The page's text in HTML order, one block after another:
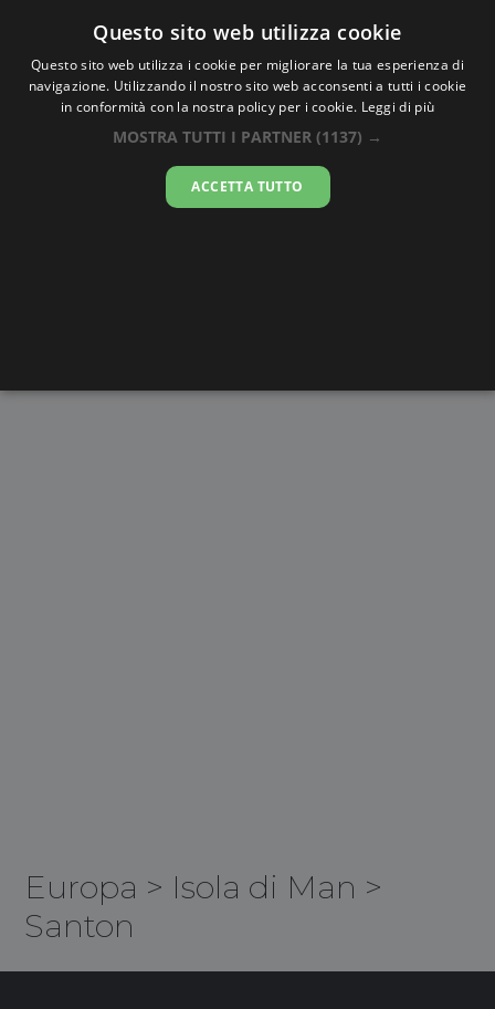
Oraesatta.co
Ora EsattaSanton
21:57:51
Europa > Isola di Man >
Santon
Questo sito web utilizza cookie
Questo sito web utilizza i cookie per migliorare la tua esperienza di
navigazione. Utilizzando il nostro sito web acconsenti a tutti i cookie
in conformità con la nostra policy per i cookie. Leggi di più
MOSTRA TUTTI I PARTNER (1137) →
ACCETTA TUTTO